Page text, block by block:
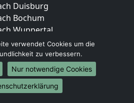
Duisburg
Bochum
Wuppertal
Bielefeld
Bonn
Münster
verwendet Cookies um die
zu verbessern.
Nur notwendige Cookies